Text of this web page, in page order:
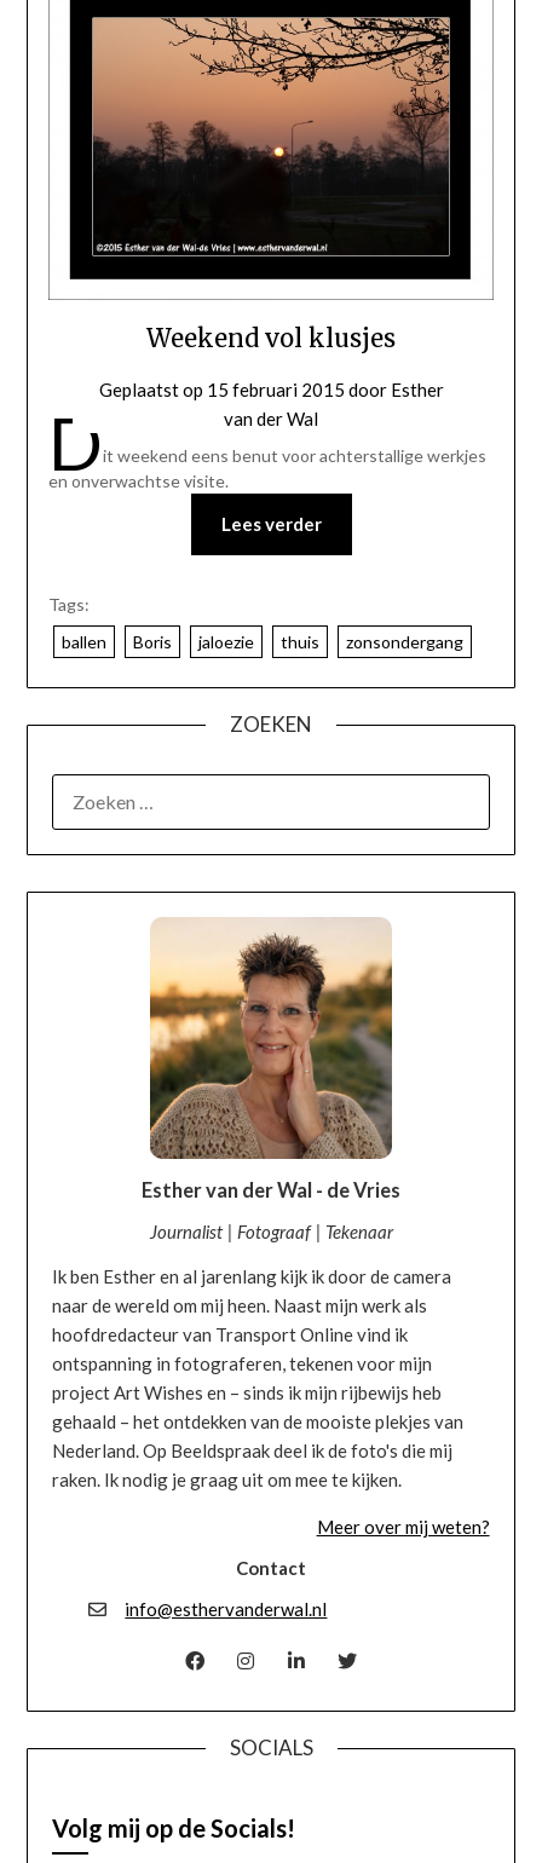
Weekend vol klusjes
Geplaatst op 15 februari 2015 door Esther
van der Wal
Dit weekend eens benut voor achterstallige werkjes
en onverwachtse visite.
Lees verder
Tags:
ballen
Boris jaloezie thuis zonsondergang
ZOEKEN
OVER MIJ
Esther van der Wal - de Vries
Journalist | Fotograaf | Tekenaar
Ik ben Esther en al jarenlang kijk ik door de camera
naar de wereld om mij heen. Naast mijn werk als
hoofdredacteur van Transport Online vind ik
ontspanning in fotograferen, tekenen voor mijn
project Art Wishes en – sinds ik mijn rijbewijs heb
gehaald – het ontdekken van de mooiste plekjes van
Nederland. Op Beeldspraak deel ik de foto's die mij
raken. Ik nodig je graag uit om mee te kijken.
Meer over mij weten?
Contact
info@esthervanderwal.nl
SOCIALS
Volg mij op de Socials!